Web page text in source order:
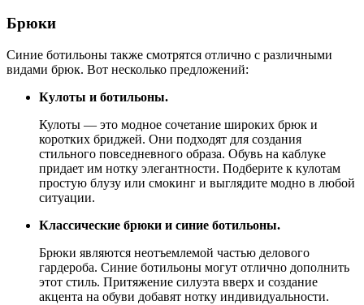
Брюки
Синие ботильоны также смотрятся отлично с различными
видами брюк. Вот несколько предложений:
Кулоты и ботильоны.
Кулоты — это модное сочетание широких брюк и
коротких бриджей. Они подходят для создания
стильного повседневного образа. Обувь на каблуке
придает им нотку элегантности. Подберите к кулотам
простую блузу или смокинг и выглядите модно в любой
ситуации.
Классические брюки и синие ботильоны.
Брюки являются неотъемлемой частью делового
гардероба. Синие ботильоны могут отлично дополнить
этот стиль. Притяжение силуэта вверх и создание
акцента на обуви добавят нотку индивидуальности.